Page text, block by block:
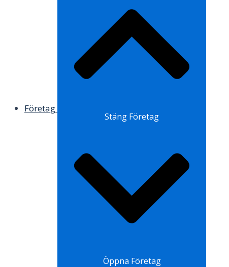
Företag
Stäng Företag
Öppna Företag